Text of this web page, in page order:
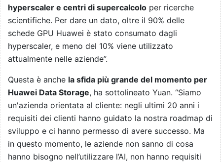
hyperscaler e centri di supercalcolo per ricerche
scientifiche. Per dare un dato, oltre il 90% delle
schede GPU Huawei è stato consumato dagli
hyperscaler, e meno del 10% viene utilizzato
attualmente nelle aziende”.
Questa è anche la sfida più grande del momento per
Huawei Data Storage, ha sottolineato Yuan. “Siamo
un'azienda orientata al cliente: negli ultimi 20 anni i
requisiti dei clienti hanno guidato la nostra roadmap di
sviluppo e ci hanno permesso di avere successo. Ma
in questo momento, le aziende non sanno di cosa
hanno bisogno nell’utilizzare l’AI, non hanno requisiti